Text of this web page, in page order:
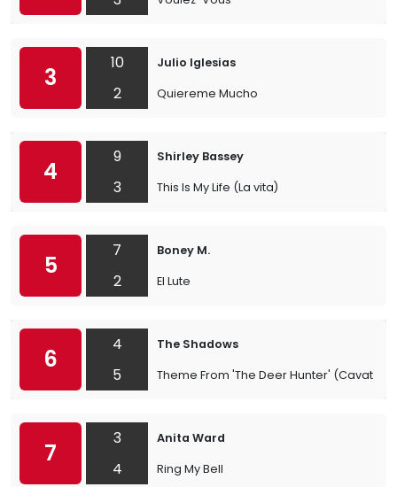
3
10
2
Julio Iglesias
Quiereme Mucho
4
9
3
Shirley Bassey
This Is My Life (La vita)
5
7
2
Boney M.
El Lute
6
4
5
The Shadows
Theme From 'The Deer Hunter' (Cavatina)
7
3
4
Anita Ward
Ring My Bell